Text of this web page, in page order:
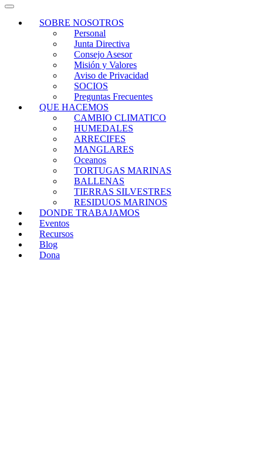
SOBRE NOSOTROS
Personal
Junta Directiva
Consejo Asesor
Misión y Valores
Aviso de Privacidad
SOCIOS
Preguntas Frecuentes
QUE HACEMOS
CAMBIO CLIMATICO
HUMEDALES
ARRECIFES
MANGLARES
Oceanos
TORTUGAS MARINAS
BALLENAS
TIERRAS SILVESTRES
RESIDUOS MARINOS
DONDE TRABAJAMOS
Eventos
Recursos
Blog
Dona